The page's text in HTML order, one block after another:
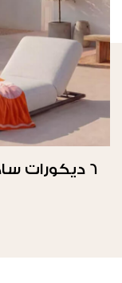
6 ديكورات ساحرة للاسترخاء امام المسبح